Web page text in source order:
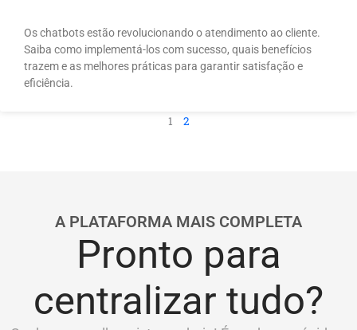
Os chatbots estão revolucionando o atendimento ao cliente.
Saiba como implementá-los com sucesso, quais benefícios
trazem e as melhores práticas para garantir satisfação e
eficiência.
1 2
A PLATAFORMA MAIS COMPLETA
Pronto para
centralizar tudo?